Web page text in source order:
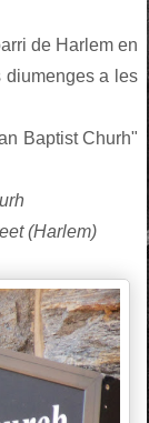
de Harlem en
diumenges a les
Baptist Churh"
(Harlem)